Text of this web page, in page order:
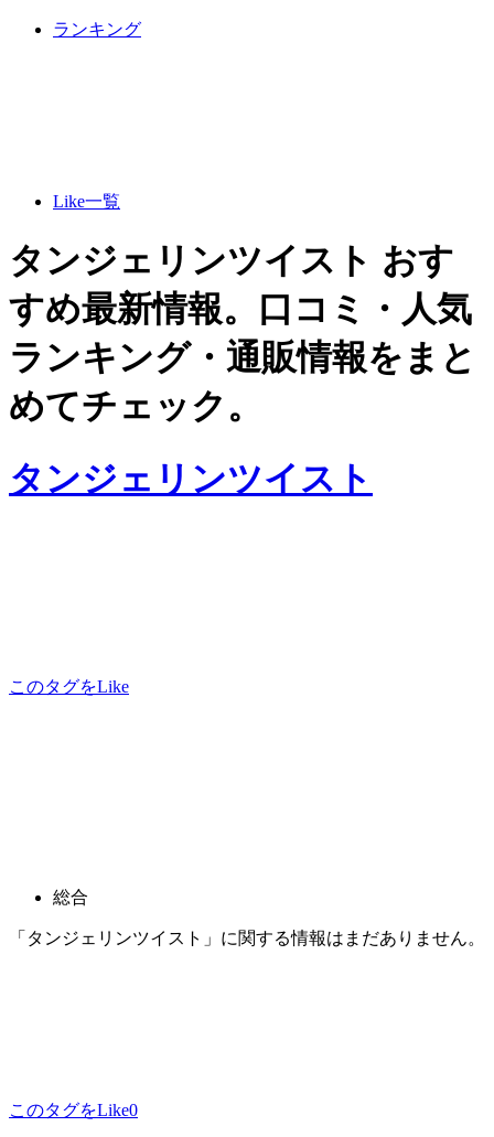
ランキング
Like一覧
タンジェリンツイスト おす
すめ最新情報。口コミ・人気
ランキング・通販情報をまと
めてチェック。
タンジェリンツイスト
このタグをLike
総合
「タンジェリンツイスト」に関する情報はまだありません。
このタグをLike0